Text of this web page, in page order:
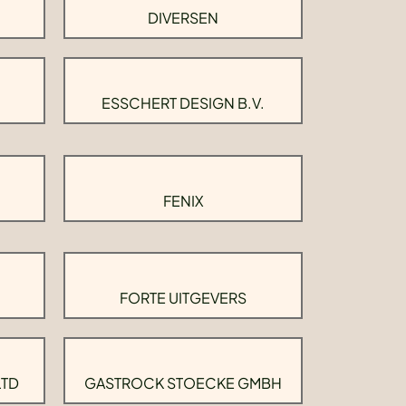
DIVERSEN
ESSCHERT DESIGN B.V.
FENIX
FORTE UITGEVERS
GASTROCK STOECKE GMBH